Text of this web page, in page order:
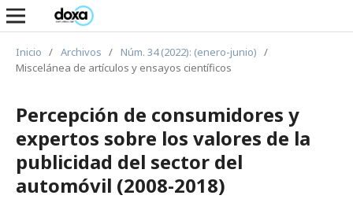
Inicio / Archivos / Núm. 34 (2022): (enero-junio) /
Miscelánea de artículos y ensayos científicos
Percepción de consumidores y
expertos sobre los valores de la
publicidad del sector del
automóvil (2008-2018)